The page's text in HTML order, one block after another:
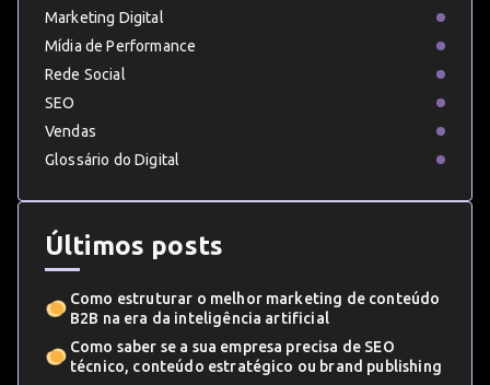
Marketing Digital
Mídia de Performance
Rede Social
SEO
Vendas
Glossário do Digital
Últimos posts
Como estruturar o melhor marketing de conteúdo
B2B na era da inteligência artificial
Como saber se a sua empresa precisa de SEO
técnico, conteúdo estratégico ou brand publishing